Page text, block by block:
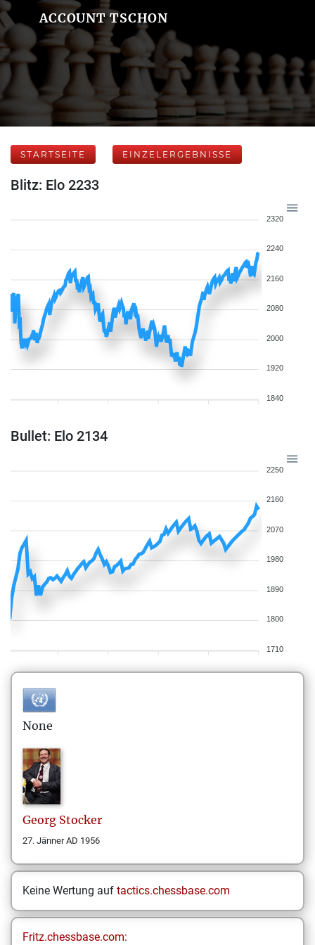
ACCOUNT TSCHON
STARTSEITE EINZELERGEBNISSE
Blitz: Elo 2233
2320
2240
2160
2080
2000
1920
1840
Bullet: Elo 2134
2250
2160
2070
1980
1890
1800
1710
None
Georg Stocker
27. Jänner AD 1956
Keine Wertung auf tactics.chessbase.com
Fritz.chessbase.com: